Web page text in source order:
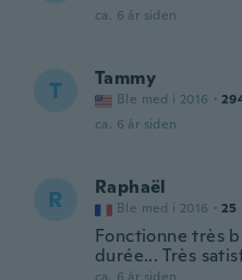
ca. 6 år siden
T Tammy
Ble med i 2016 ·
ca. 6 år siden
R Raphaël
Ble med i 2016 · 25
Fonctionne très
durée... Très